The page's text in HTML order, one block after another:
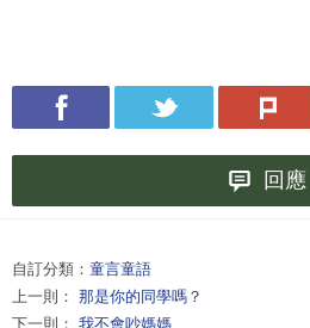
回應
自訂分類： 童言童語
上一則： 那是你的同學嗎？
下一則： 我不會吵媽媽